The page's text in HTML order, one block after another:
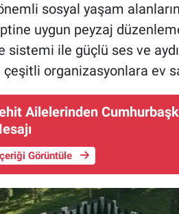
sosyal yaşam
uygun peyzaj
sistemi ile güçlü ses ve
organizasyonlara ev
Ailelerinden
Görüntüle